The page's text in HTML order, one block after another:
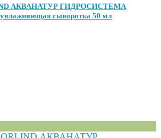
АКВАНАТУР ГИДРОСИСТЕМА
сыворотка 50 мл